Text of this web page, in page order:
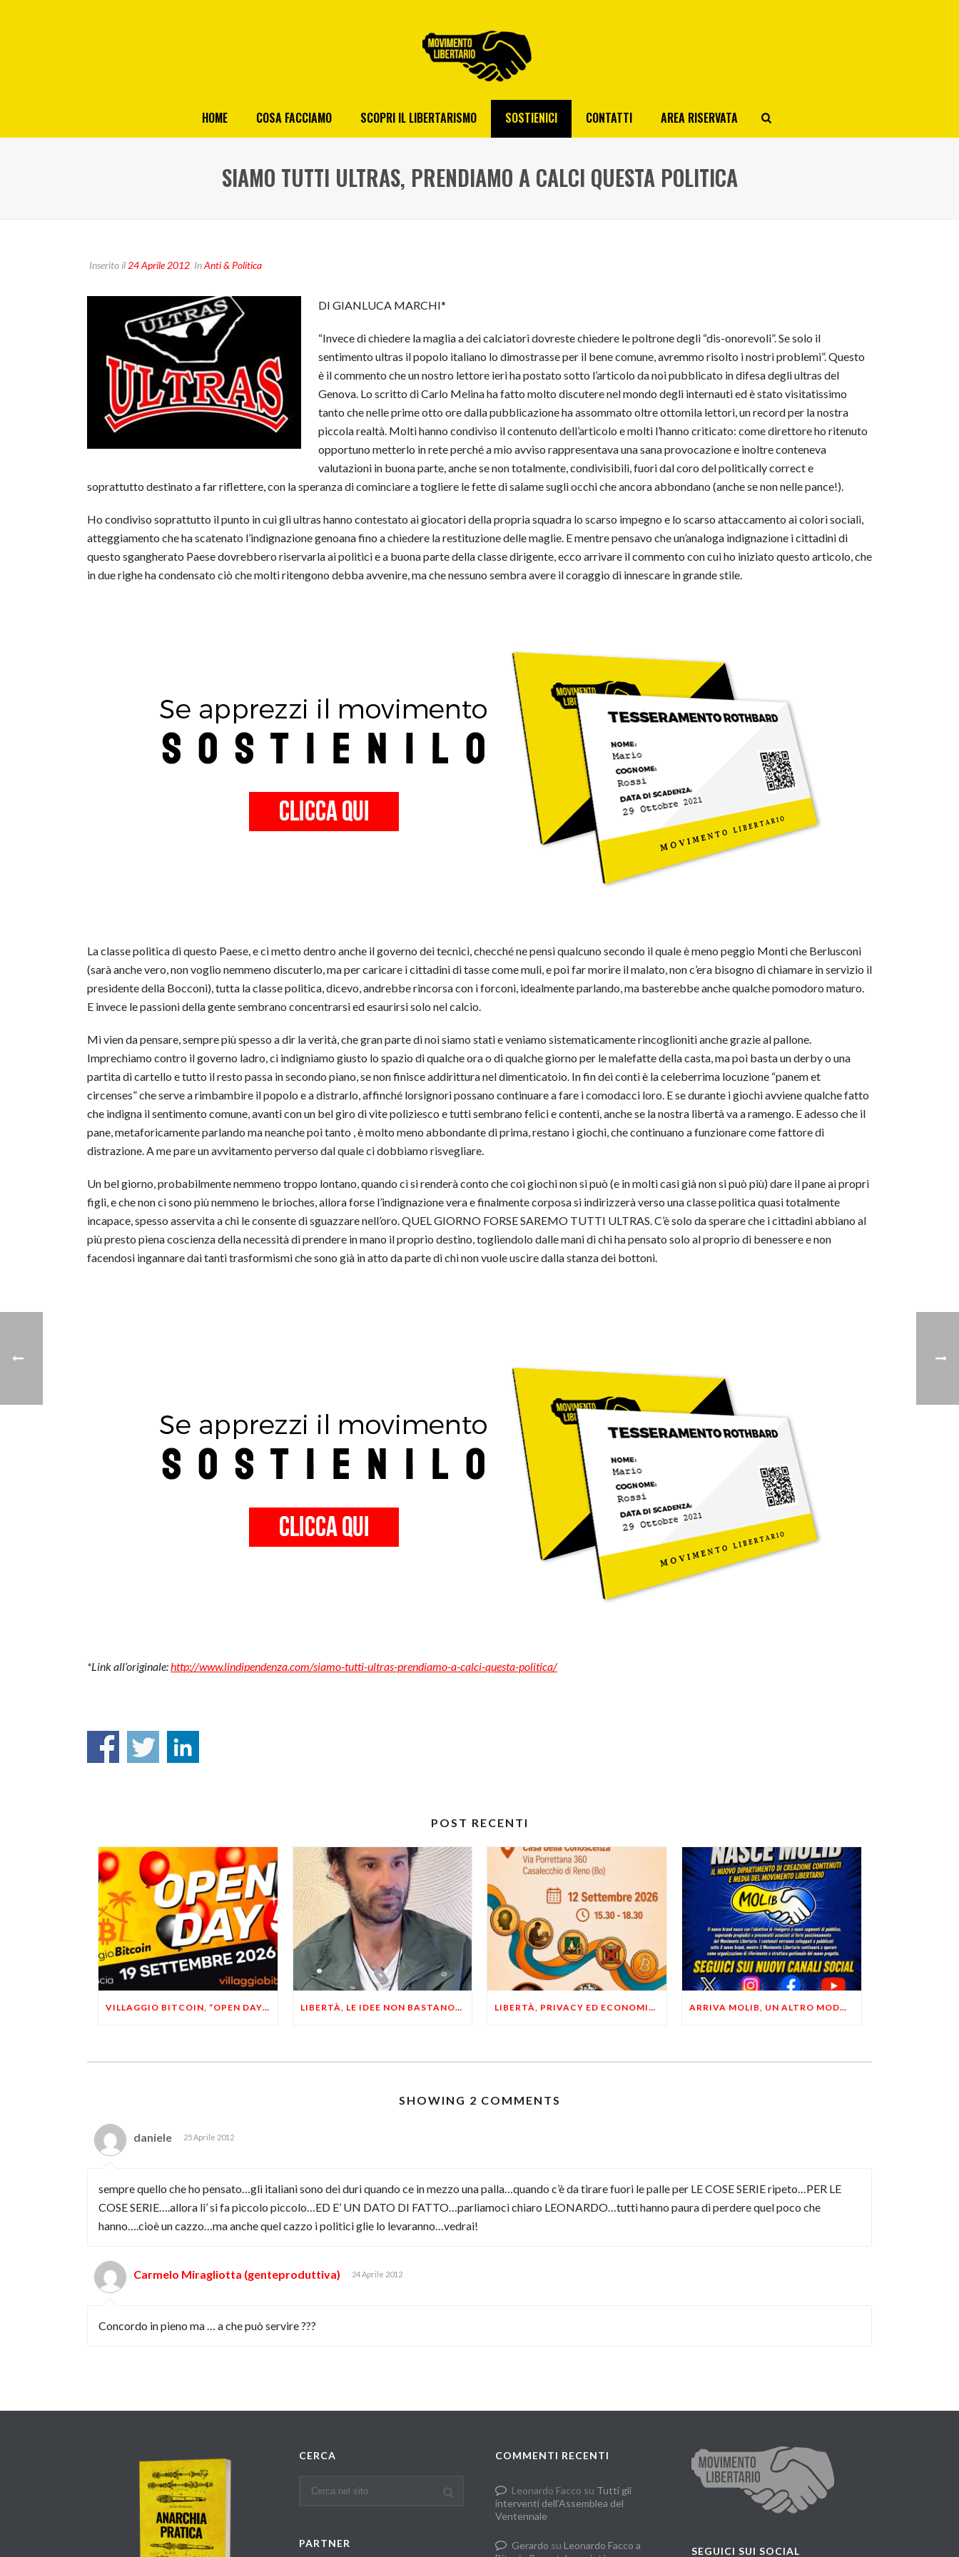
HOME COSA FACCIAMO SCOPRI IL LIBERTARISMO SOSTIENICI CONTATTI AREA RISERVATA
SIAMO TUTTI ULTRAS, PRENDIAMO A CALCI QUESTA POLITICA
Inserito il 24 Aprile 2012 InAnti & Politica
DI GIANLUCA MARCHI*
“Invece di chiedere la maglia a dei calciatori dovreste chiedere le poltrone degli “dis-onorevoli”. Se solo il
sentimento ultras il popolo italiano lo dimostrasse per il bene comune, avremmo risolto i nostri problemi”. Questo
è il commento che un nostro lettore ieri ha postato sotto l’articolo da noi pubblicato in difesa degli ultras del
Genova. Lo scritto di Carlo Melina ha fatto molto discutere nel mondo degli internauti ed è stato visitatissimo
tanto che nelle prime otto ore dalla pubblicazione ha assommato oltre ottomila lettori, un record per la nostra
piccola realtà. Molti hanno condiviso il contenuto dell’articolo e molti l’hanno criticato: come direttore ho ritenuto
opportuno metterlo in rete perché a mio avviso rappresentava una sana provocazione e inoltre conteneva
valutazioni in buona parte, anche se non totalmente, condivisibili, fuori dal coro del politically correct e
soprattutto destinato a far riflettere, con la speranza di cominciare a togliere le fette di salame sugli occhi che ancora abbondano (anche se non nelle pance!).
Ho condiviso soprattutto il punto in cui gli ultras hanno contestato ai giocatori della propria squadra lo scarso impegno e lo scarso attaccamento ai colori sociali,
atteggiamento che ha scatenato l’indignazione genoana fino a chiedere la restituzione delle maglie. E mentre pensavo che un’analoga indignazione i cittadini di
questo sgangherato Paese dovrebbero riservarla ai politici e a buona parte della classe dirigente, ecco arrivare il commento con cui ho iniziato questo articolo, che
in due righe ha condensato ciò che molti ritengono debba avvenire, ma che nessuno sembra avere il coraggio di innescare in grande stile.
La classe politica di questo Paese, e ci metto dentro anche il governo dei tecnici, checché ne pensi qualcuno secondo il quale è meno peggio Monti che Berlusconi
(sarà anche vero, non voglio nemmeno discuterlo, ma per caricare i cittadini di tasse come muli, e poi far morire il malato, non c’era bisogno di chiamare in servizio il
presidente della Bocconi), tutta la classe politica, dicevo, andrebbe rincorsa con i forconi, idealmente parlando, ma basterebbe anche qualche pomodoro maturo.
E invece le passioni della gente sembrano concentrarsi ed esaurirsi solo nel calcio.
Mi vien da pensare, sempre più spesso a dir la verità, che gran parte di noi siamo stati e veniamo sistematicamente rincoglioniti anche grazie al pallone.
Imprechiamo contro il governo ladro, ci indigniamo giusto lo spazio di qualche ora o di qualche giorno per le malefatte della casta, ma poi basta un derby o una
partita di cartello e tutto il resto passa in secondo piano, se non finisce addirittura nel dimenticatoio. In fin dei conti è la celeberrima locuzione “panem et
circenses” che serve a rimbambire il popolo e a distrarlo, affinché lorsignori possano continuare a fare i comodacci loro. E se durante i giochi avviene qualche fatto
che indigna il sentimento comune, avanti con un bel giro di vite poliziesco e tutti sembrano felici e contenti, anche se la nostra libertà va a ramengo. E adesso che il
pane, metaforicamente parlando ma neanche poi tanto , è molto meno abbondante di prima, restano i giochi, che continuano a funzionare come fattore di
distrazione. A me pare un avvitamento perverso dal quale ci dobbiamo risvegliare.
Un bel giorno, probabilmente nemmeno troppo lontano, quando ci si renderà conto che coi giochi non si può (e in molti casi già non si può più) dare il pane ai propri
figli, e che non ci sono più nemmeno le brioches, allora forse l’indignazione vera e finalmente corposa si indirizzerà verso una classe politica quasi totalmente
incapace, spesso asservita a chi le consente di sguazzare nell’oro. QUEL GIORNO FORSE SAREMO TUTTI ULTRAS. C’è solo da sperare che i cittadini abbiano al
più presto piena coscienza della necessità di prendere in mano il proprio destino, togliendolo dalle mani di chi ha pensato solo al proprio di benessere e non
facendosi ingannare dai tanti trasformismi che sono già in atto da parte di chi non vuole uscire dalla stanza dei bottoni.
*Link all’originale:http://www.lindipendenza.com/siamo-tutti-ultras-prendiamo-a-calci-questa-politica/
POST RECENTI
VILLAGGIO BITCOIN, “OPEN DAY 5”: LEONARDO FACCO OSPITE A BRESCIA LIBERTÀ, LE IDEE NON BASTANO! SERVONO ESEMPI E UN PO’ DI COERENZA LIBERTÀ, PRIVACY ED ECONOMIA DEL BUON SENSO: FACCO E MUSUMECI A CASALECCHIO DI RENO (BO) ARRIVA MOLIB, UN ALTRO MODO DI COMUNICARE LIBERTARIO
SHOWING 2 COMMENTS
daniele 25 Aprile 2012
sempre quello che ho pensato…gli italiani sono dei duri quando ce in mezzo una palla…quando c’è da tirare fuori le palle per LE COSE SERIE ripeto…PER LE
COSE SERIE….allora li’ si fa piccolo piccolo…ED E’ UN DATO DI FATTO…parliamoci chiaro LEONARDO…tutti hanno paura di perdere quel poco che
hanno….cioè un cazzo…ma anche quel cazzo i politici glie lo levaranno…vedrai!
Carmelo Miragliotta (genteproduttiva) 24 Aprile 2012
Concordo in pieno ma … a che può servire ???
CERCA
PARTNER
COMMENTI RECENTI
Leonardo Facco su Tutti gli
interventi dell’Assemblea del
Ventennale
Gerardo su Leonardo Facco a
SEGUICI SUI SOCIAL